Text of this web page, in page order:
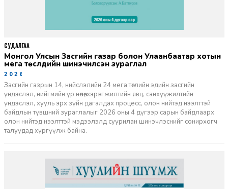
Монгол Улсын Засгийн газар болон Улаанбаатар хотын
мега төслүүдийн шинэчилсэн зураглал
2026-06-29
Засгийн газрын 14, нийслэлийн 24 мега төслийн эдийн засгийн
үндэслэл, нийгмийн үр нөлөө, хэрэгжилтийн явц, санхүүжилтийн
үндэслэл, хууль эрх зүйн дагалдах процесс, олон нийтэд нээлттэй
байдлын түвшний зураглалыг 2026 оны 4 дүгээр сарын байдлаарх
олон нийтэд нээлттэй мэдээлэлд суурилан шинэчлэснийг сонирхогч
талуудад хүргүүлж байна.
СУДАЛГАА